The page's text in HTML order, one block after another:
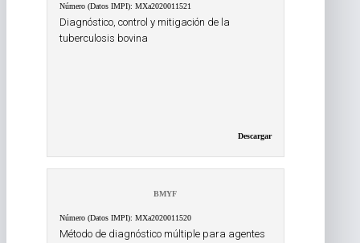
Número (Datos IMPI): MXa2020011521
Diagnóstico, control y mitigación de la
tuberculosis bovina
Descargar
BMYF
Número (Datos IMPI): MXa2020011520
Método de diagnóstico múltiple para agentes